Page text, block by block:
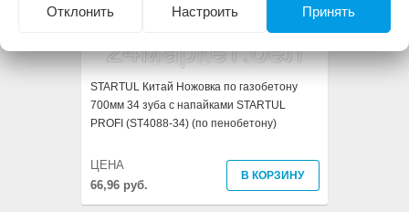
STARTUL Китай Ножовка по газобетону
700мм 34 зуба с напайками STARTUL
PROFI (ST4088-34) (по пенобетону)
66,96 руб.
ЦЕНА
В КОРЗИНУ
Отклонить Настроить Принять